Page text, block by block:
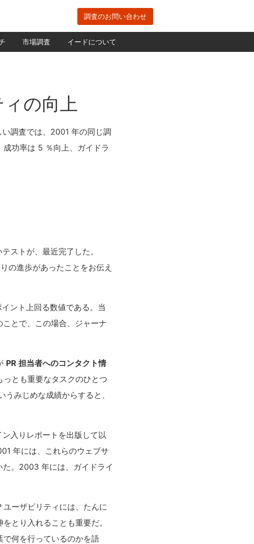
調査のお問い合わせ
市場調査 イードについて
の向上
調査では、2001 年の同じ調
功率は 5 ％向上、ガイドラ
ストが、最近完了した。
の進歩があったことをお伝え
ント上回る数値である。当
とで、この場合、ジャーナ
PR 担当者へのコンタクト情
とも重要なタスクのひとつ
うみじめな成績からすると、
入りレポートを出版して以
年には、これらのウェブサ
た。2003 年には、ガイドライ
ーザビリティには、たんに
とり入れることも重要だ。
何を行っているのかを語